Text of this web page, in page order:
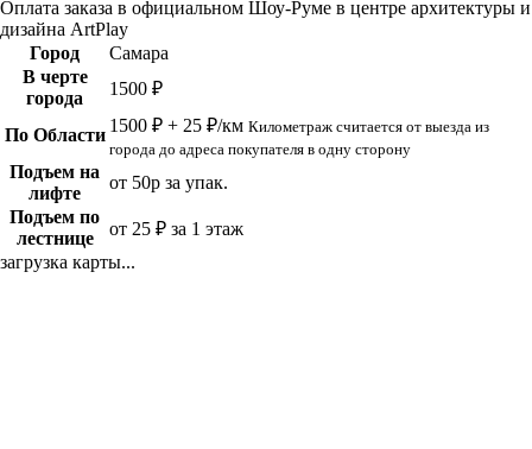
Оплата заказа в официальном Шоу-Руме в центре архитектуры и
дизайна ArtPlay
Город
Самара
В черте
города
1500 ₽
По Области 1500 ₽ + 25 ₽/км Километраж считается от выезда из
города до адреса покупателя в одну сторону
Подъем на
лифте
от 50р за упак.
Подъем по
лестнице
от 25 ₽ за 1 этаж
загрузка карты...